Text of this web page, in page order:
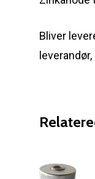
Bliver